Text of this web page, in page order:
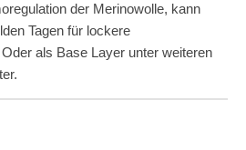
der Merinowolle, kann
Tagen für lockere
als Base Layer unter weiteren